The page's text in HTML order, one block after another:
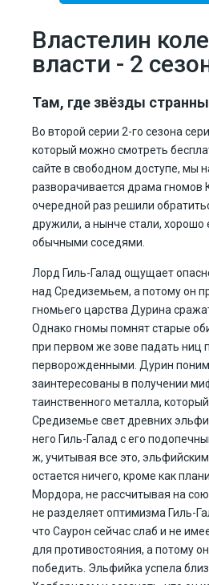
Властелин
власти - 2
Там, где звёзды
Во второй серии 2-го сезона
который можно смотреть
сайте в свободном доступе, мы
разворачивается драма
очередной раз решили
дружили, а нынче стали, хорошо
обычными соседями.
Лорд Гиль-Галад ощущает
над Средиземьем, а потому он
гномьего царства Дурина
Однако гномы помнят старые
при первом же зове падать ниц
перворожденными. Дурин
заинтересованы в получении
таинственного металла,
Средиземье свет древних
него Гиль-Галад с его
ж, учитывая все это,
остается ничего, кроме как
Мордора, не рассчитывая на
не разделяет оптимизма Гиль-
что Саурон сейчас слаб и не
для противостояния, а потому
победить. Эльфийка успела